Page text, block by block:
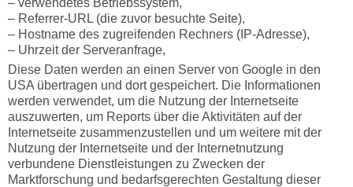
– Referrer-URL (die zuvor besuchte Seite),
– Hostname des zugreifenden Rechners (IP-Adresse),
– Uhrzeit der Serveranfrage,
Diese Daten werden an einen Server von Google in den
USA übertragen und dort gespeichert. Die Informationen
werden verwendet, um die Nutzung der Internetseite
auszuwerten, um Reports über die Aktivitäten auf der
Internetseite zusammenzustellen und um weitere mit der
Nutzung der Internetseite und der Internetnutzung
verbundene Dienstleistungen zu Zwecken der
Marktforschung und bedarfsgerechten Gestaltung dieser